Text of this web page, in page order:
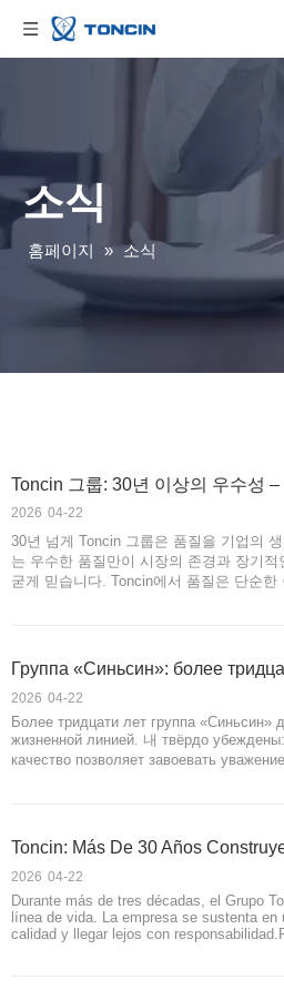
소식
홈페이지 » 소식
30년 넘게 Toncin 그룹은 품질을 기업의
는 우수한 품질만이 시장의 존경과 장기
굳게 믿습니다. Toncin에서 품질은 단순
2026 04-22
Более тридцати лет группа «Синьсин»
жизненной линией. 내 твёрдо
качество позволяет завоевать
2026 04-22
Durante más de tres décadas, el Grupo
línea de vida. La empresa se sustenta
calidad y llegar lejos con
2026 04-22